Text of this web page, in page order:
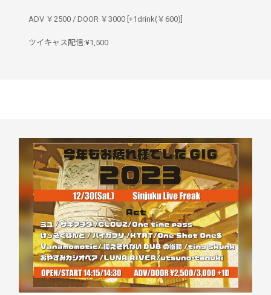
ADV ￥2500 / DOOR ￥3000 [+1drink(￥600)]
ツイキャス配信:¥1,500